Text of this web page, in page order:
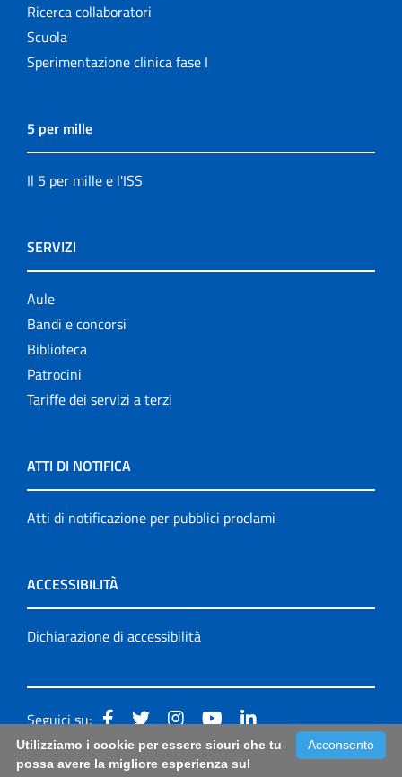
Ricerca collaboratori
Scuola
Sperimentazione clinica fase I
5 per mille
Il 5 per mille e l'ISS
SERVIZI
Aule
Bandi e concorsi
Biblioteca
Patrocini
Tariffe dei servizi a terzi
ATTI DI NOTIFICA
Atti di notificazione per pubblici proclami
ACCESSIBILITÀ
Dichiarazione di accessibilità
Seguici su:
Accessibilità: form di segnalazione di prima istanza per
Acconsento
Utilizziamo i cookie per essere sicuri che tu
possa avere la migliore esperienza sul